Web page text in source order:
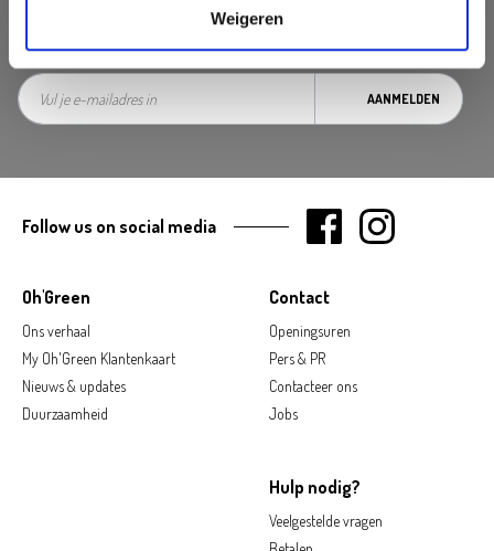
Weigeren
AANMELDEN
Oh'Green
Ons verhaal
My Oh'Green Klantenkaart
Nieuws & updates
Duurzaamheid
Contact
Openingsuren
Pers & PR
Contacteer ons
Jobs
Hulp nodig?
Veelgestelde vragen
Follow us on social media